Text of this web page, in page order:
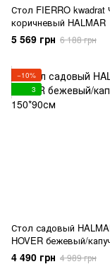
Стол FIERRO kwadrat
коричневый HALMAR
5 569 грн 6 188 грн
−10%
3
Стол садовый
HOVER бежевый/
150*90см
4 490 грн 4 989 грн